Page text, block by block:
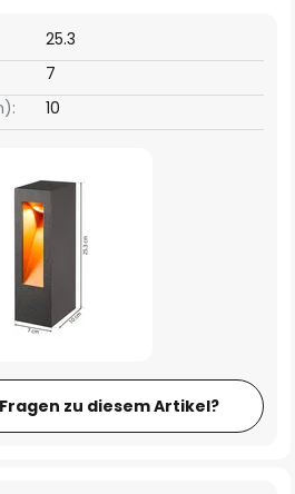
7
25.3
10
zu diesem Artikel?